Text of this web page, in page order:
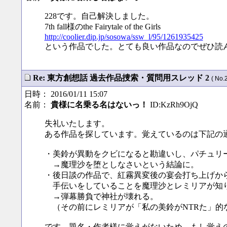
228です。自己解決しました。
7th fall様のthe Fairytale of the Girls
http://coolier.dip.jp/sosowa/ssw_l/95/1261935425
という作品でした。とても良い作品なのでぜひ読
Re: 東方創想話 過去作品捜索・質問用スレッド 2 (
日時： 2016/01/11 15:07
名前： 貴様に名乗る名はないっ！ ID:KzRh9OjQ
失礼いたします。
ある作品を探しています。覚えているのは下記の
・美鈴が異動をクビになると勘違いし、パチュ
→魔理沙を堕としなさいという結論に。
・後日談の作品で、紅霧異変後の宴会打ち上げか
手伝いをしていることを魔理沙とレミリアが知
→弾幕勝負で神社が壊れる。
（その前にレミリアが「私の美鈴がNTRた」的